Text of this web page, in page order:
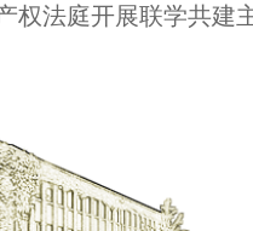
权法庭开展联学共建